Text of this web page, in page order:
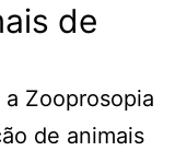
de
Zooprosopia
de animais